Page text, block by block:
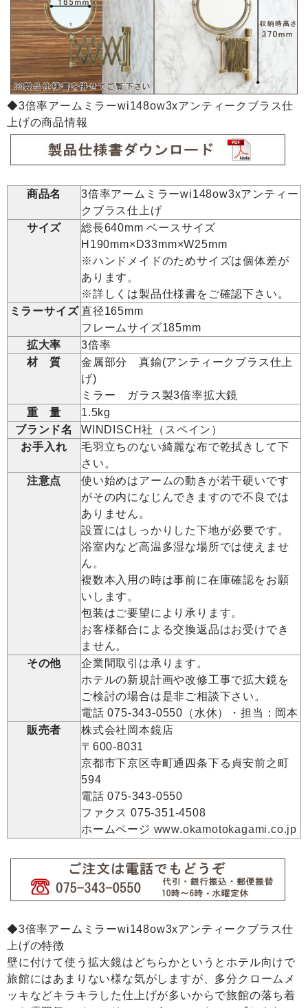
◆3倍率アームミラーwi148ow3xアンティークブラス仕
上げの商品情報
商品名
3倍率アームミラーwi148ow3xアンティー
クブラス仕上げ
サイズ
総長640mm ベースサイズ
H190mm×D33mm×W25mm
※ハンドメイドのためサイズは個体差が
あります。
※詳しくは製品仕様書をご確認下さい。
ミラーサイズ 直径165mm
フレームサイズ185mm
拡大率
3倍率
材 質
金属部分 真鍮(アンティークブラス仕上
げ)
ミラー ガラス製3倍率拡大鏡
重 量
1.5kg
ブランド名
WINDISCH社（スペイン）
お手入れ
毛羽立ちのない綺麗な布で乾拭きして下
さい。
注意点
使い始めはアームの動きが若干硬いです
がその内になじんできますので不良では
ありません。
設置にはしっかりした下地が必要です。
浴室内など高温多湿な場所では使えませ
ん。
複数本入用の時は事前に在庫確認をお願
いします。
包装はご要望により承ります。
お客様都合による交換返品はお受けでき
ません。
その他
企業間取引は承ります。
ホテルの新規計画や改修工事で拡大鏡を
ご検討の場合は是非ご相談下さい。
電話 075-343-0550（水休）・担当：岡本
販売者
株式会社岡本鏡店
〒600-8031
京都市下京区寺町通四条下る貞安前之町
594
電話 075-343-0550
ファクス 075-351-4508
ホームページ www.okamotokagami.co.jp
◆3倍率アームミラーwi148ow3xアンティークブラス仕
上げの特徴
壁に付けて使う拡大鏡はどちらかというとホテル向けで
旅館にはあまりない様な気がしますが、多分クロームメ
ッキなどキラキラした仕上げが多いからで旅館の落ち着